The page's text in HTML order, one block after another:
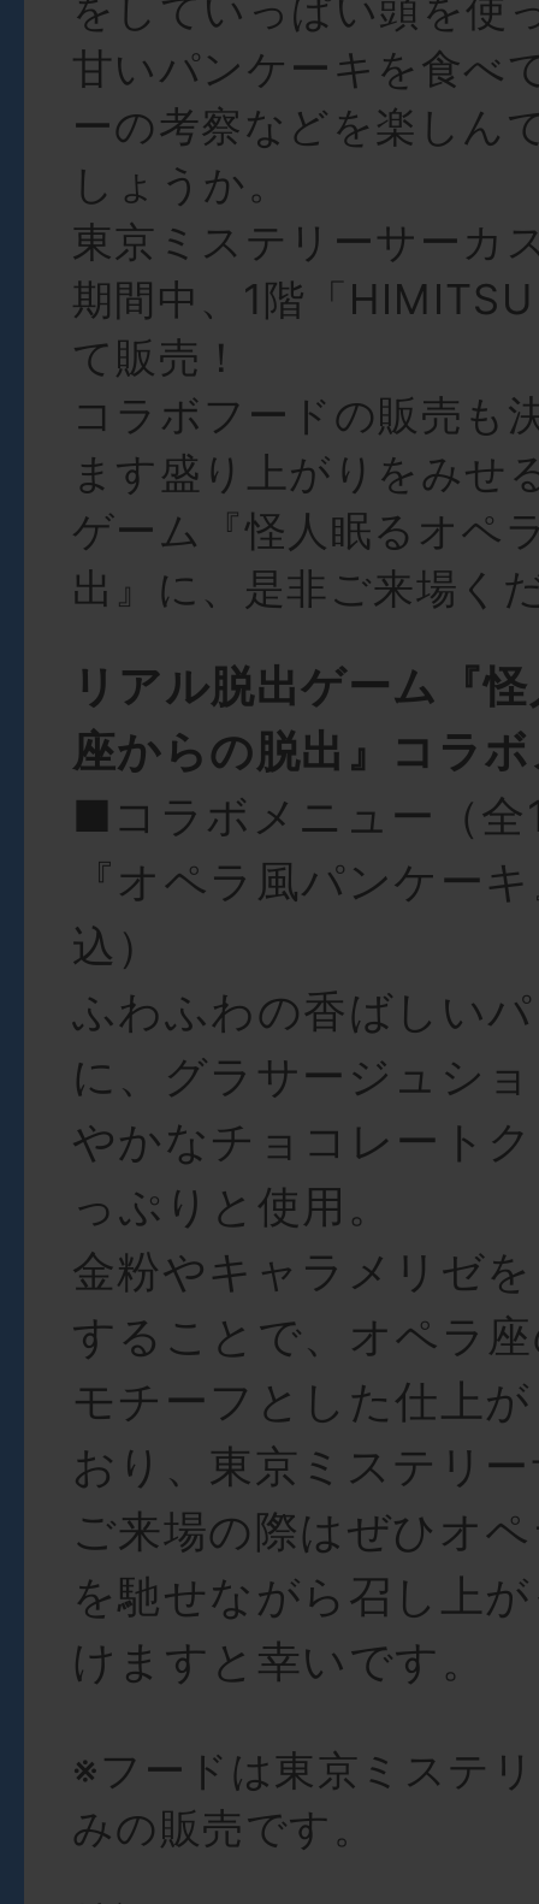
をしていっぱい頭を使
甘いパンケーキを食べ
ーの考察などを楽しん
しょうか。
東京ミステリーサーカ
期間中、1階「
て販売！
コラボフードの販売も
ます盛り上がりをみせ
ゲーム『怪人眠るオペ
出』に、是非ご来場く
リアル脱出ゲーム『
座からの脱出』コラ
■コラボメニュー（全
『オペラ風パンケー
込）
ふわふわの香ばしい
に、グラサージュシ
やかなチョコレート
っぷりと使用。
金粉やキャラメリゼ
することで、オペラ
モチーフとした仕上
おり、東京ミステリ
ご来場の際はぜひオ
を馳せながら召し上
けますと幸いです。
※フードは東京ミステ
みの販売です。